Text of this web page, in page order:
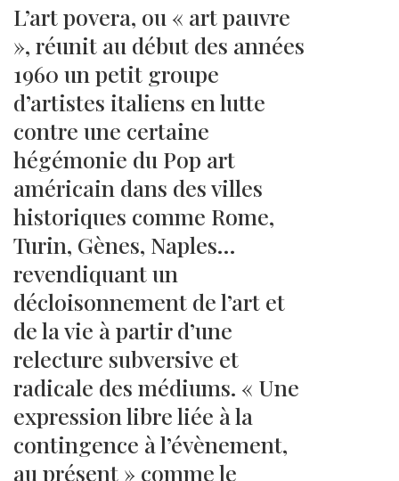
L’art povera, ou « art pauvre
», réunit au début des années
1960 un petit groupe
d’artistes italiens en lutte
contre une certaine
hégémonie du Pop art
américain dans des villes
historiques comme Rome,
Turin, Gènes, Naples…
revendiquant un
décloisonnement de l’art et
de la vie à partir d’une
relecture subversive et
radicale des médiums. « Une
expression libre liée à la
contingence à l’évènement,
au présent » comme le